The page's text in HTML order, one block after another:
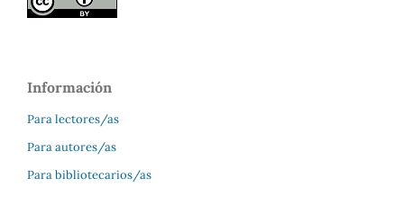
Información
Para lectores/as
Para autores/as
Para bibliotecarios/as